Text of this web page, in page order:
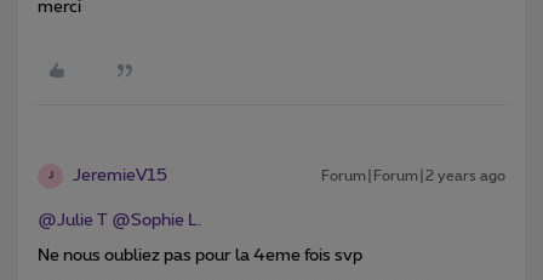
merci
J JeremieV15 Forum|Forum|2 years ago
@Julie T @Sophie L.
Ne nous oubliez pas pour la 4eme fois svp